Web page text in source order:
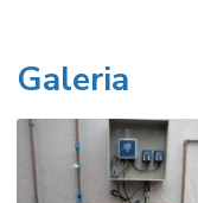
Galeria